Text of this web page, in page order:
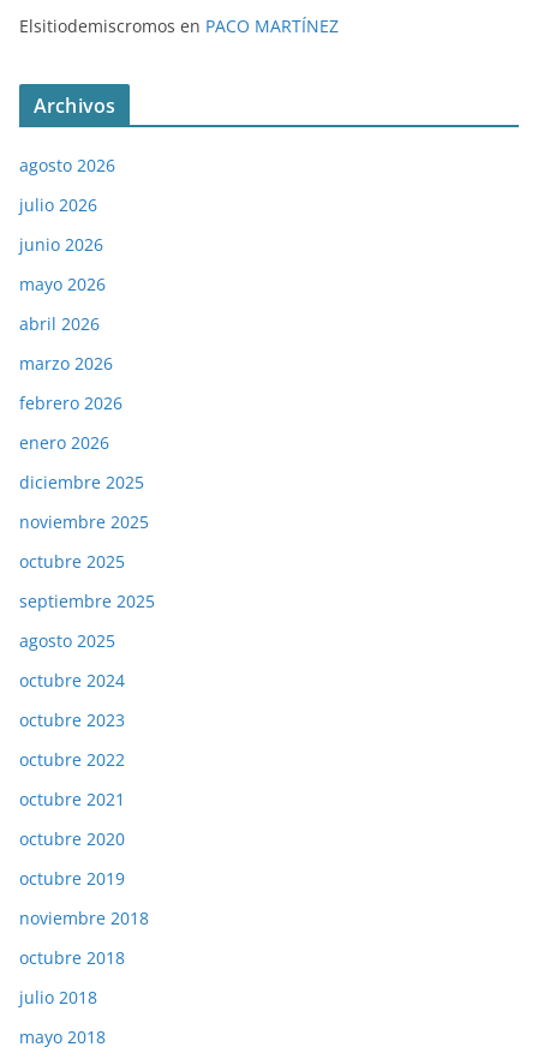
Elsitiodemiscromos en PACO MARTÍNEZ
Archivos
agosto 2026
julio 2026
junio 2026
mayo 2026
abril 2026
marzo 2026
febrero 2026
enero 2026
diciembre 2025
noviembre 2025
octubre 2025
septiembre 2025
agosto 2025
octubre 2024
octubre 2023
octubre 2022
octubre 2021
octubre 2020
octubre 2019
noviembre 2018
octubre 2018
julio 2018
mayo 2018